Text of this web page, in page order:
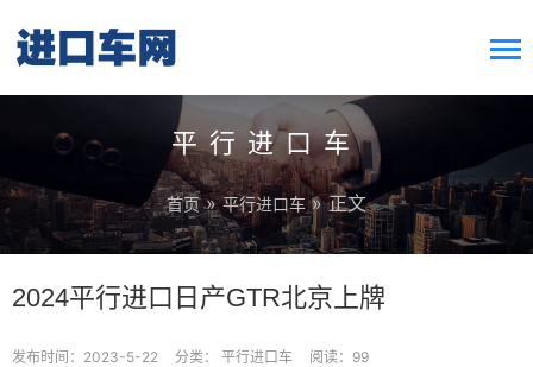
平行进口车
首页 »平行进口车» 正文
2024平行进口日产GTR北京上牌
发布时间：2023-5-22 分类： 平行进口车 阅读：99